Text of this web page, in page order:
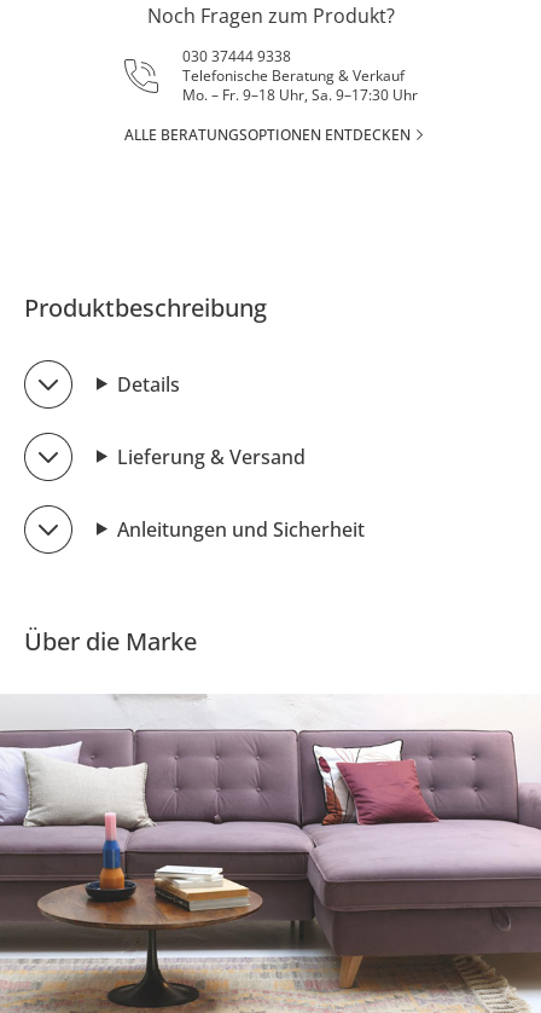
Noch Fragen zum Produkt?
030 37444 9338
Telefonische Beratung & Verkauf
Mo. – Fr. 9–18 Uhr, Sa. 9–17:30 Uhr
ALLE BERATUNGSOPTIONEN ENTDECKEN
Produktbeschreibung
Details
Lieferung & Versand
Anleitungen und Sicherheit
Über die Marke